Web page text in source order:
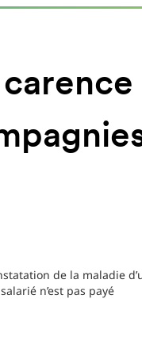
de la maladie
n’est pas payé